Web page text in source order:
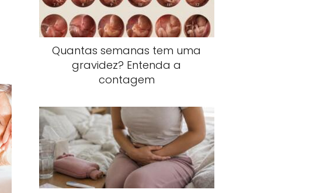
Quantas semanas tem uma
gravidez? Entenda a
contagem